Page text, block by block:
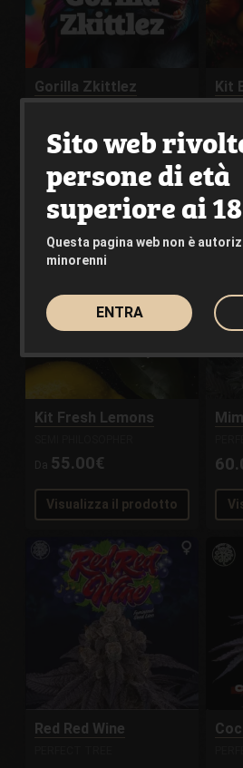
Gorilla Zkittlez
Da23.00€
Visualizza il prodotto
Kit
Da
Kit Fresh Lemons
Da 55.00€
Visualizza il prodotto
Red Red Wine
Sito web
persone di età
superiore ai
Questa pagina web non è
minorenni
ENTRA